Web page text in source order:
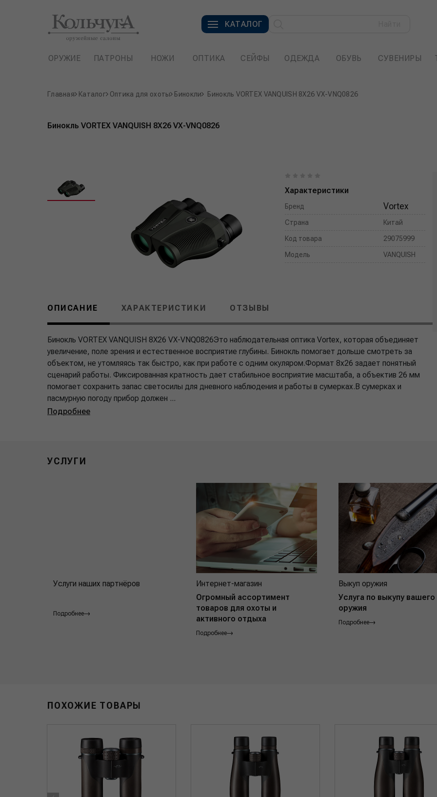
КАТАЛОГ
ОРУЖИЕ ПАТРОНЫ НОЖИ ОПТИКА СЕЙФЫ ОДЕЖДА ОБУВЬ СУВЕНИРЫ
Главная Каталог Оптика для охоты Бинокли Бинокль VORTEX VANQUISH 8X26 VX-VNQ0826
Бинокль VORTEX VANQUISH 8X26 VX-VNQ0826
Характеристики
Бренд Vortex
Страна Китай
Код товара 29075999
Модель VANQUISH
ОПИСАНИЕ ХАРАКТЕРИСТИКИ ОТЗЫВЫ
Бинокль VORTEX VANQUISH 8X26 VX-VNQ0826Это наблюдательная оптика Vortex, которая объединяет
увеличение, поле зрения и естественное восприятие глубины. Бинокль помогает дольше смотреть за
объектом, не утомляясь так быстро, как при работе с одним окуляром.Формат 8x26 задает понятный
сценарий работы. Фиксированная кратность дает стабильное восприятие масштаба, а объектив 26 мм
помогает сохранить запас светосилы для дневного наблюдения и работы в сумерках.В сумерках и
пасмурную погоду прибор должен ...
Подробнее
УСЛУГИ
Услуги наших партнёров
Подробнее
Интернет-магазин
Огромный ассортимент
товаров для охоты и
активного отдыха
Подробнее
Выкуп оружия
Услуга по выкупу вашего
оружия
Подробнее
ПОХОЖИЕ ТОВАРЫ